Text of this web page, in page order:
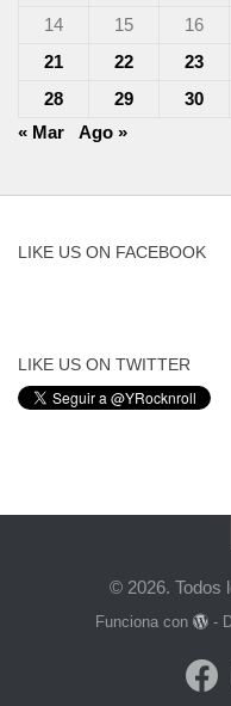
14
15 16
21
22 23
28
29 30
« Mar
Ago »
LIKE US ON FACEBOOK
LIKE US ON TWITTER
© 2026. Todos
Funciona con -